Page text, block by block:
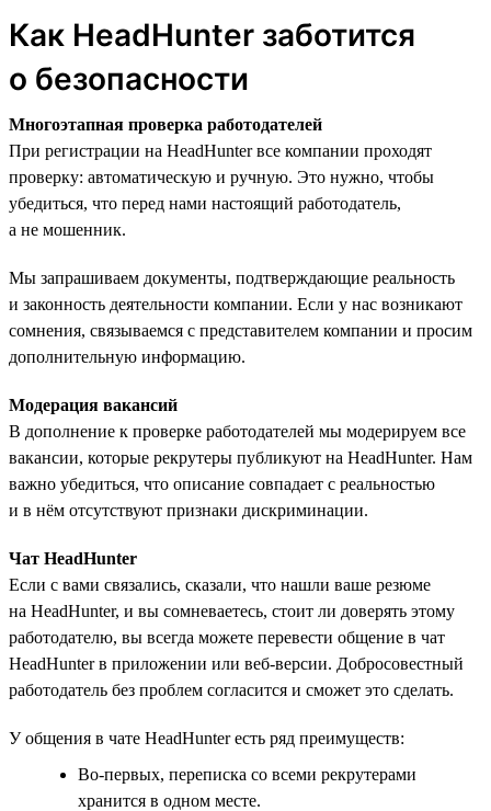
Как HeadHunter заботится
о безопасности
Многоэтапная проверка работодателей
При регистрации на HeadHunter все компании проходят
проверку: автоматическую и ручную. Это нужно, чтобы
убедиться, что перед нами настоящий работодатель,
а не мошенник.
Мы запрашиваем документы, подтверждающие реальность
и законность деятельности компании. Если у нас возникают
сомнения, связываемся с представителем компании и просим
дополнительную информацию.
Модерация вакансий
В дополнение к проверке работодателей мы модерируем все
вакансии, которые рекрутеры публикуют на HeadHunter. Нам
важно убедиться, что описание совпадает с реальностью
и в нём отсутствуют признаки дискриминации.
Чат HeadHunter
Если с вами связались, сказали, что нашли ваше резюме
на HeadHunter, и вы сомневаетесь, стоит ли доверять этому
работодателю, вы всегда можете перевести общение в чат
HeadHunter в приложении или веб-версии. Добросовестный
работодатель без проблем согласится и сможет это сделать.
У общения в чате HeadHunter есть ряд преимуществ:
Во-первых, переписка со всеми рекрутерами
хранится в одном месте.